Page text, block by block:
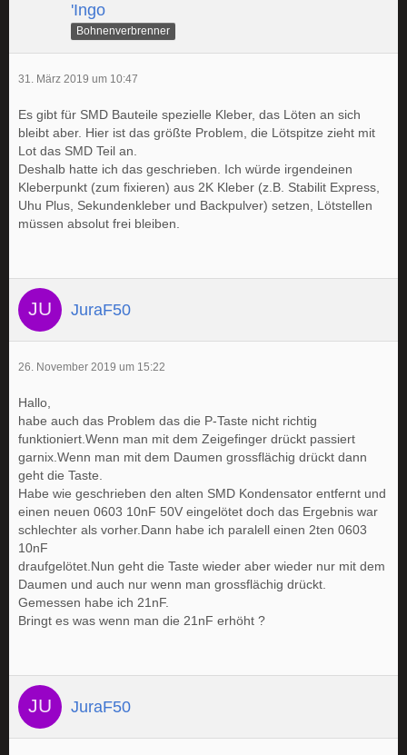
'Ingo
Bohnenverbrenner
31. März 2019 um 10:47
Es gibt für SMD Bauteile spezielle Kleber, das Löten an sich
bleibt aber. Hier ist das größte Problem, die Lötspitze zieht mit
Lot das SMD Teil an.
Deshalb hatte ich das geschrieben. Ich würde irgendeinen
Kleberpunkt (zum fixieren) aus 2K Kleber (z.B. Stabilit Express,
Uhu Plus, Sekundenkleber und Backpulver) setzen, Lötstellen
müssen absolut frei bleiben.
JuraF50
26. November 2019 um 15:22
Hallo,
habe auch das Problem das die P-Taste nicht richtig
funktioniert.Wenn man mit dem Zeigefinger drückt passiert
garnix.Wenn man mit dem Daumen grossflächig drückt dann
geht die Taste.
Habe wie geschrieben den alten SMD Kondensator entfernt und
einen neuen 0603 10nF 50V eingelötet doch das Ergebnis war
schlechter als vorher.Dann habe ich paralell einen 2ten 0603
10nF
draufgelötet.Nun geht die Taste wieder aber wieder nur mit dem
Daumen und auch nur wenn man grossflächig drückt.
Gemessen habe ich 21nF.
Bringt es was wenn man die 21nF erhöht ?
JuraF50